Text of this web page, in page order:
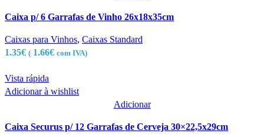
Caixa p/ 6 Garrafas de Vinho 26x18x35cm
Caixas para Vinhos, Caixas Standard
1.35€ ( 1.66€ com IVA)
Vista rápida
Adicionar à wishlist
Adicionar
Caixa Securus p/ 12 Garrafas de Cerveja 30×22,5x29cm